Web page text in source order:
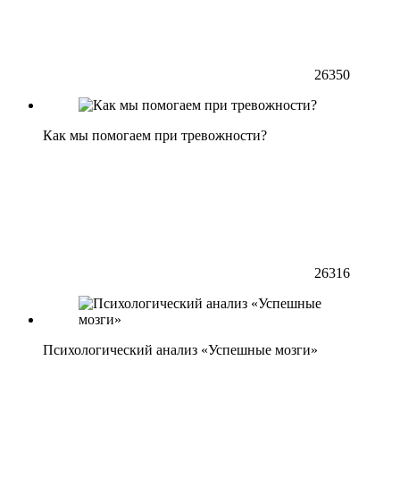
26350
Как мы помогаем при тревожности?
26316
Психологический анализ «Успешные мозги»